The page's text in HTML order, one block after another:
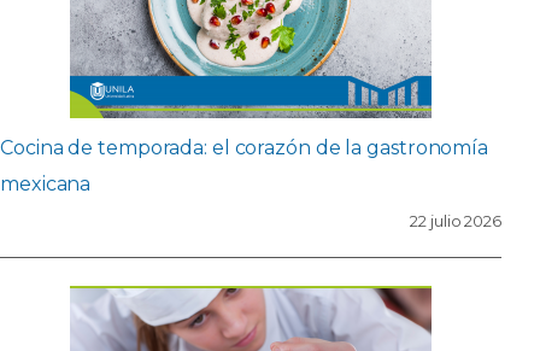
Cocina de temporada: el corazón de la gastronomía
mexicana
22 julio 2026